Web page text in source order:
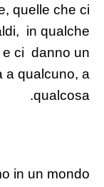
quelle che ci
in qualche
ci danno un
a qualcuno, a
qualcosa.
in un mondo